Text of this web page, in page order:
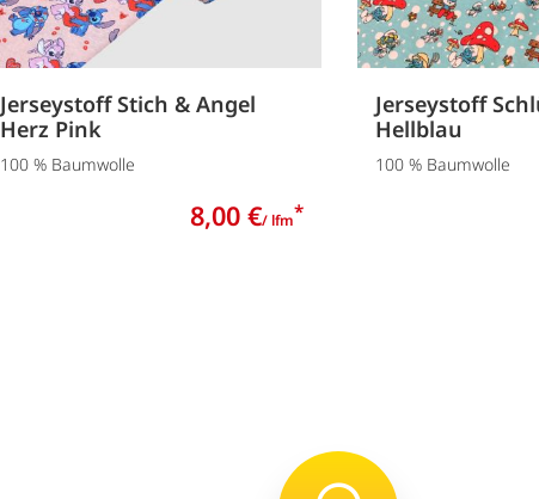
Jerseystoff Stich & Angel
Herz Pink
100 % Baumwolle
8,00 €/ lfm*
Jerseystoff
Hellblau
100 % Baumwolle